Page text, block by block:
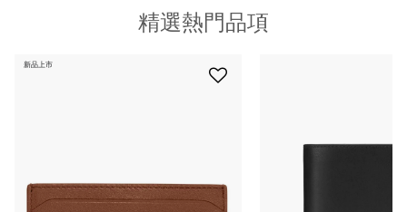
精選熱門品項
新品上市